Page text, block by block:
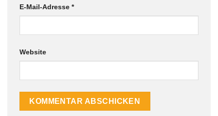
E-Mail-Adresse *
Website